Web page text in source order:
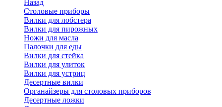
Назад
Cтоловые приборы
Вилки для лобстера
Вилки для пирожных
Ножи для масла
Палочки для еды
Вилки для стейка
Вилки для улиток
Вилки для устриц
Десертные вилки
Органайзеры для столовых приборов
Десертные ложки